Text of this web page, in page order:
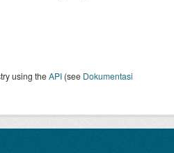
using theAPI (see Dokumentasi